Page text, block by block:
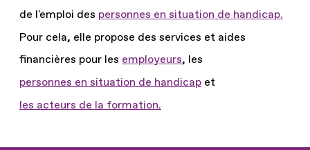
de l'emploi des personnes en situation de handicap.
Pour cela, elle propose des services et aides
financières pour les employeurs, les
personnes en situation de handicap et
les acteurs de la formation.